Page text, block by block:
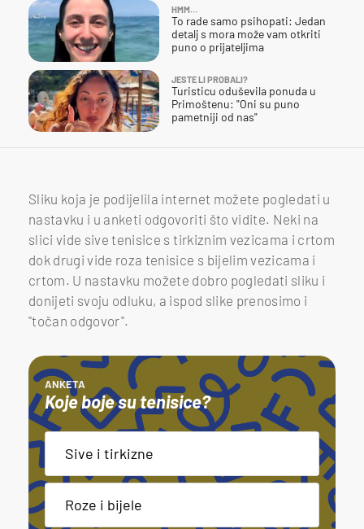
HMM…
To rade samo psihopati: Jedan
detalj s mora može vam otkriti
puno o prijateljima
JESTE LI PROBALI?
Turisticu oduševila ponuda u
Primoštenu: "Oni su puno
pametniji od nas"
Sliku koja je podijelila internet možete pogledati u
nastavku i u anketi odgovoriti što vidite. Neki na
slici vide sive tenisice s tirkiznim vezicama i crtom
dok drugi vide roza tenisice s bijelim vezicama i
crtom. U nastavku možete dobro pogledati sliku i
donijeti svoju odluku, a ispod slike prenosimo i
"točan odgovor".
ANKETA
Koje boje su tenisice?
Sive i tirkizne
Roze i bijele
Sive i tirkizne
Roze i bijele